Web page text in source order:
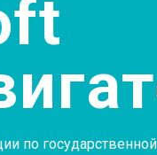
по государственной